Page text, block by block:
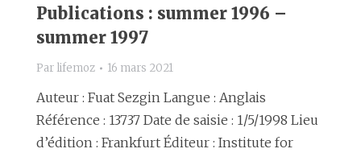
Publications : summer 1996 –
summer 1997
Par lifemoz 16 mars 2021
Auteur : Fuat Sezgin Langue : Anglais
Référence : 13737 Date de saisie : 1/5/1998 Lieu
d’édition : Frankfurt Éditeur : Institute for